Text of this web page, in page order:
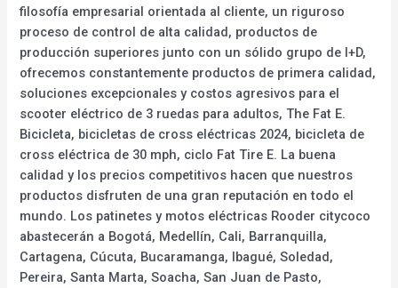
filosofía empresarial orientada al cliente, un riguroso
proceso de control de alta calidad, productos de
producción superiores junto con un sólido grupo de I+D,
ofrecemos constantemente productos de primera calidad,
soluciones excepcionales y costos agresivos para el
scooter eléctrico de 3 ruedas para adultos, The Fat E.
Bicicleta, bicicletas de cross eléctricas 2024, bicicleta de
cross eléctrica de 30 mph, ciclo Fat Tire E. La buena
calidad y los precios competitivos hacen que nuestros
productos disfruten de una gran reputación en todo el
mundo. Los patinetes y motos eléctricas Rooder citycoco
abastecerán a Bogotá, Medellín, Cali, Barranquilla,
Cartagena, Cúcuta, Bucaramanga, Ibagué, Soledad,
Pereira, Santa Marta, Soacha, San Juan de Pasto,